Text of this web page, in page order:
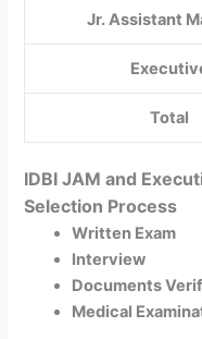
Jr. Assistant
Total
IDBI JAM and
Selection Process
Written Exam
Interview
Documents
Medical